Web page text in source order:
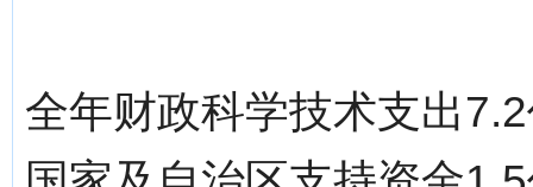
全年财政科学技术支出